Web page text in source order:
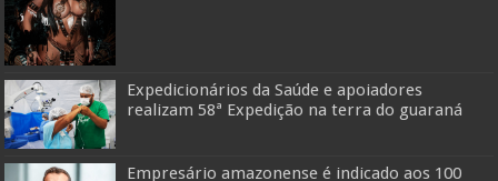
Expedicionários da Saúde e apoiadores
realizam 58ª Expedição na terra do guaraná
Empresário amazonense é indicado aos 100